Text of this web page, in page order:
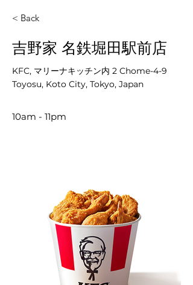
< Back
吉野家 名鉄堀田駅前店
KFC, マリーナキッチン内 2 Chome-4-9
Toyosu, Koto City, Tokyo, Japan
10am - 11pm